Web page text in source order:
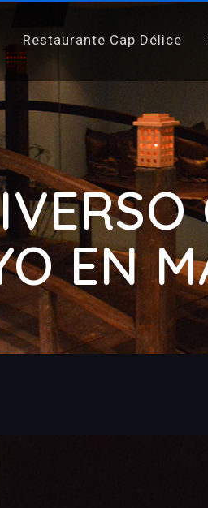
Restaurante Cap Délice
EN